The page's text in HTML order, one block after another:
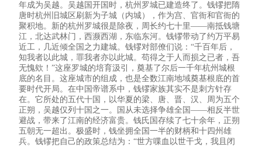
年成为吴越。吴越国开国时，杭州罗城已建造终了。钱镠把隋
唐时杭州旧城区刷新为子城（内城），作为宫、官衙和官衙的
聚积地。新的杭州罗城很是除夜，周长约七十里——南抵钱塘
江，北达武林门，西濒西湖，东临东河。钱镠带动了约万平易
近工，几近倾全国之力建城。钱镠对部僚们说：“千百年后，
知我者以此城，罪我者亦以此城。苟得之于人而损之已者，吾
无愧欸！”这座罗城的培育汲引，奠基了尔后一千年杭州城根
底的名目。这座城市的组成，也是全数江南地域奠基根底的首
要时代开局。在中国帝谱系中，钱镠家族其实不是刺方针存
在。它所处的五代十国，以华夏的梁、唐、晋、汉、周为五个
正朔，吴越仅列十国之一。国从未选择争雄全国——相反半世
避战，带来了江南的经济富贵。钱氏国存续了七十余年，正朔
五朝无一超出。极盛时，钱坐拥全国一半的财柄和十四州雄
兵。钱镠把自己的政策总结为：“世方喋血以世干戈，我且闭